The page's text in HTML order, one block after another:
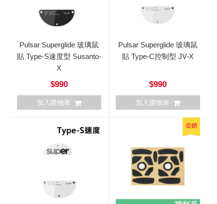
Pulsar Superglide 玻璃鼠
貼 Type-S速度型 Susanto-
X
$990
加入購物車
Pulsar Superglide 玻璃鼠
貼 Type-C控制型 JV-X
$990
加入購物車
促銷